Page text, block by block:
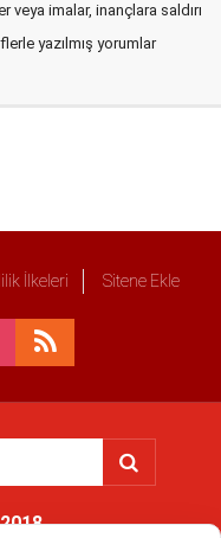
imalar, inançlara saldırı
yazılmış yorumlar
İlkeleri Sitene Ekle